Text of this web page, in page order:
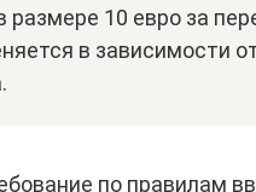
10 евро за
в зависимости
по правилам